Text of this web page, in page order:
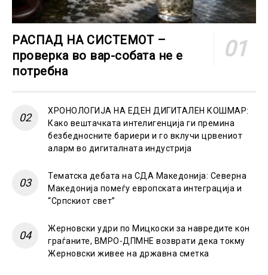
РАСПАД НА СИСТЕМОТ –
проверка во вар-собата не е
потребна
ХРОНОЛОГИЈА НА ЕДЕН ДИГИТАЛЕН КОШМАР:
Како вештачката интелигенција ги премина
безбедносните бариери и го вклучи црвениот
аларм во дигиталната индустрија
Тематска дебата на СДА Македонија: Северна
Македонија помеѓу европската интеграција и
“Српскиот свет”
Жерновски удри по Мицкоски за навредите кон
граѓаните, ВМРО-ДПМНЕ возврати дека токму
Жерновски живее на државна сметка